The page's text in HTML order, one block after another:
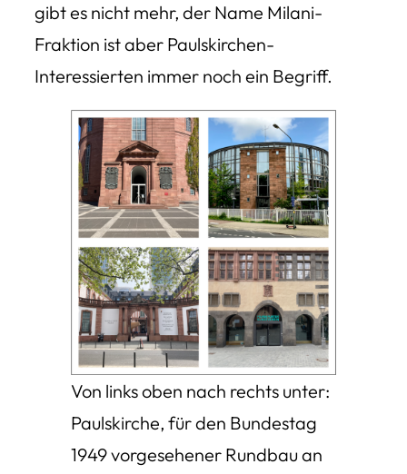
gibt es nicht mehr, der Name Milani-
Fraktion ist aber Paulskirchen-
Interessierten immer noch ein Begriff.
Von links oben nach rechts unter:
Paulskirche, für den Bundestag
1949 vorgesehener Rundbau an